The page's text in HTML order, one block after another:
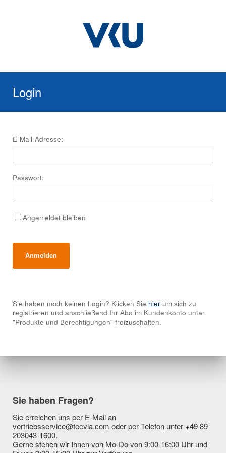
Login
E-Mail-Adresse:
Passwort:
Angemeldet bleiben
Sie haben noch keinen Login? Klicken Sie hier um sich zu
registrieren und anschließend Ihr Abo im Kundenkonto unter
"Produkte und Berechtigungen" freizuschalten.
Sie haben Fragen?
Sie erreichen uns per E-Mail an
vertriebsservice@tecvia.com oder per Telefon unter +49 89
203043-1600.
Gerne stehen wir Ihnen von Mo-Do von 9:00-16:00 Uhr und